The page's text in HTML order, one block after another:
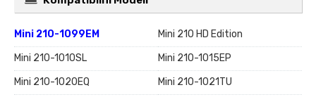
Mini 210-1099EM
Mini 210 HD Edition
Mini 210-1010SL
Mini 210-1015EP
Mini 210-1020EQ
Mini 210-1021TU